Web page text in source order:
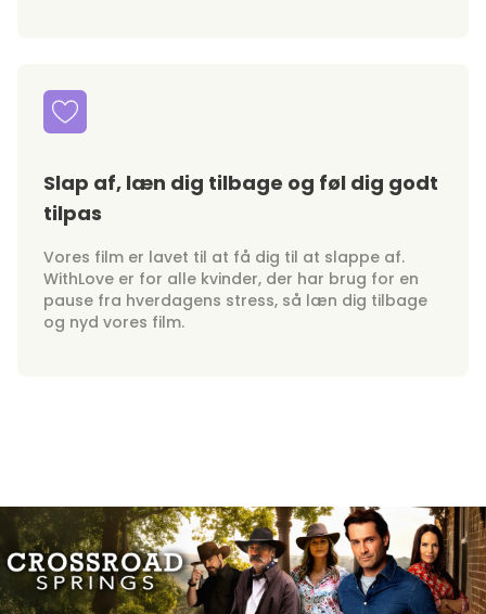
Slap af, læn dig tilbage og føl dig godt
tilpas
Vores film er lavet til at få dig til at slappe af.
WithLove er for alle kvinder, der har brug for en
pause fra hverdagens stress, så læn dig tilbage
og nyd vores film.